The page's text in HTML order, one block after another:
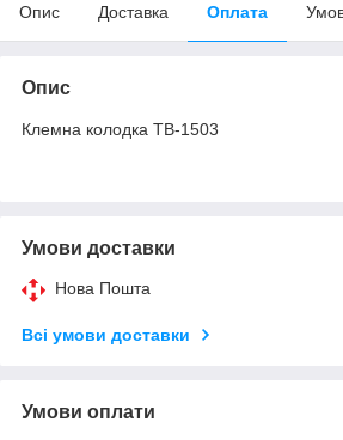
Опис Доставка Оплата
Опис
Клемна колодка ТВ-1503
Умови доставки
Нова Пошта
Всі умови доставки
Умови оплати